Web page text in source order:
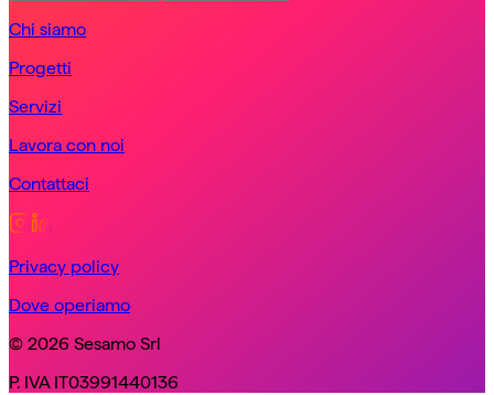
Chi siamo
Progetti
Servizi
Lavora con noi
Contattaci
Privacy policy
Dove operiamo
© 2026 Sesamo Srl
P. IVA IT03991440136